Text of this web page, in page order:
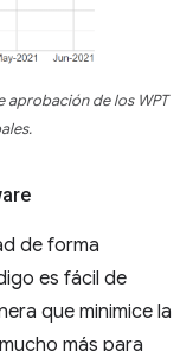
aprobación de los WPT
de forma
es fácil de
que minimice la
más para